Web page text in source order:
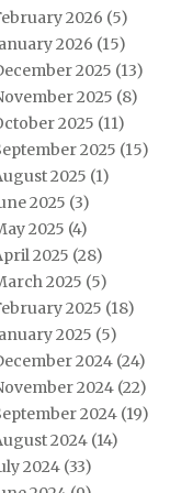
2026 (5)
2026 (15)
2025 (13)
2025 (8)
2025 (11)
2025 (15)
2025 (1)
2025 (3)
2025 (4)
2025 (28)
2025 (5)
2025 (18)
2025 (5)
2024(24)
2024(22)
2024(19)
2024(14)
2024(33)